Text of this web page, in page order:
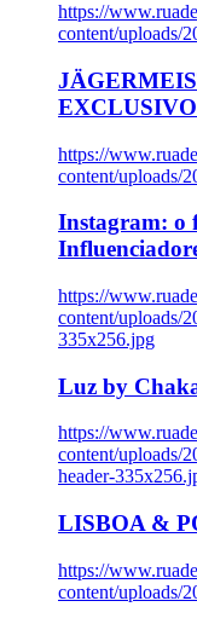
https://
content/uploads/
https://
content/uploads/
Instagram: o
https://
content/uploads/
335x256.jpg
Luz by
https://
content/uploads/
header-
LISBOA &
https://
content/uploads/